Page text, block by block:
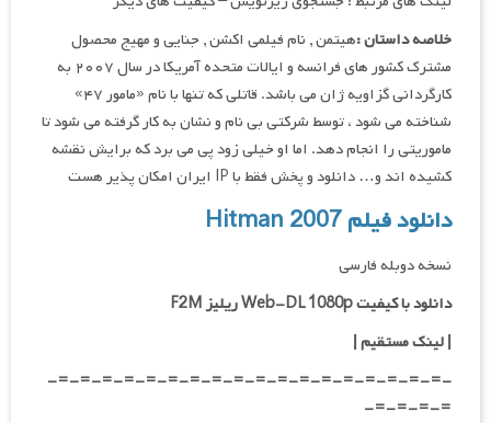
خلاصه داستان :هیتمن , نام فیلمی اکشن , جنایی و مهیج محصول
مشترک کشور های فرانسه و ایالات متحده آمریکا در سال ۲۰۰۷ به
کارگردانی گزاویه ژان می باشد. قاتلی که تنها با نام «مامور ۴۷»
شناخته می شود ، توسط شرکتی بی نام و نشان به کار گرفته می شود تا
ماموریتی را انجام دهد. اما او خیلی زود پی می برد که برایش نقشه
کشیده اند و… دانلود و پخش فقط با IP ایران امکان پذیر هست
دانلود فیلم Hitman 2007
نسخه دوبله فارسی
دانلود با کیفیت Web-DL 1080p ریلیز F2M
|لینک مستقیم|
-=-=-=-=-=-=-=-=-=-=-=-=-=-=-=-=-=-=-
=-=-=-=-